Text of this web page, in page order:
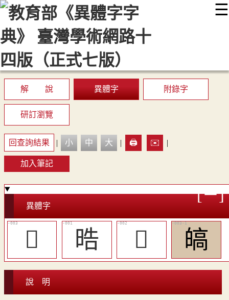
☰
::: 最新消息 常見問題 編輯說明
顯示模式
網站導覽
解 說 異體字 附錄字
研訂瀏覽
回查詢結果 | 小 中 大 | 🖨️ ✉️ |
加入筆記
異體字
󳷢 晧 󳷡 皜
說 明